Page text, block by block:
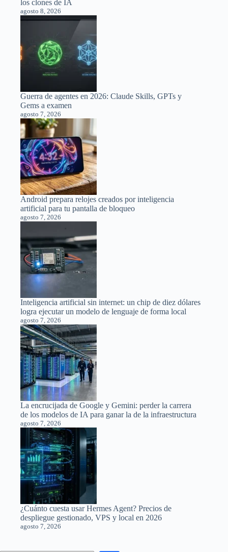
los clones de IA
agosto 8, 2026
Guerra de agentes en 2026: Claude Skills, GPTs y
Gems a examen
agosto 7, 2026
Android prepara relojes creados por inteligencia
artificial para tu pantalla de bloqueo
agosto 7, 2026
Inteligencia artificial sin internet: un chip de diez dólares
logra ejecutar un modelo de lenguaje de forma local
agosto 7, 2026
La encrucijada de Google y Gemini: perder la carrera
de los modelos de IA para ganar la de la infraestructura
agosto 7, 2026
¿Cuánto cuesta usar Hermes Agent? Precios de
despliegue gestionado, VPS y local en 2026
agosto 7, 2026